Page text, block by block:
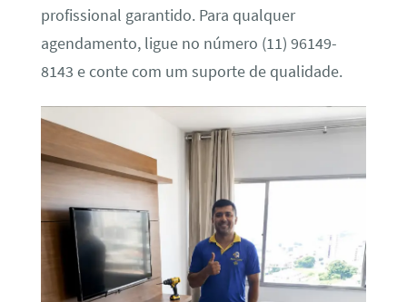
profissional garantido. Para qualquer
agendamento, ligue no número (11) 96149-
8143 e conte com um suporte de qualidade.